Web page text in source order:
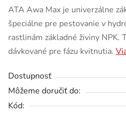
ATA Awa Max je univerzálne
špeciálne pre pestovanie v
rastlinám základné živiny NPK.
dávkované pre fázu kvitnutia.
Dostupnosť
Môžeme doručiť do:
Kód: